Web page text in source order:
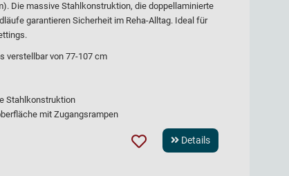
Die massive Stahlkonstruktion, die doppellaminierte
garantieren Sicherheit im Reha-Alltag. Ideal für
verstellbar von 77-107 cm
Stahlkonstruktion
mit Zugangsrampen
Details